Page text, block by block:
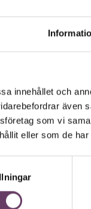
innehållet och
även
som vi
eller som de
till
för den